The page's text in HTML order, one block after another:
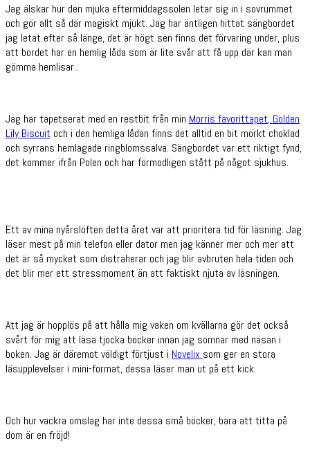
Jag älskar hur den mjuka eftermiddagssolen letar sig in i sovrummet
och gör allt så där magiskt mjukt. Jag har äntligen hittat sängbordet
jag letat efter så länge, det är högt sen finns det förvaring under, plus
att bordet har en hemlig låda som är lite svår att få upp där kan man
gömma hemlisar..
Jag har tapetserat med en restbit från min Morris favorittapet, Golden
Lily Biscuit och i den hemliga lådan finns det alltid en bit mörkt choklad
och syrrans hemlagade ringblomssalva. Sängbordet var ett riktigt fynd,
det kommer ifrån Polen och har förmodligen stått på något sjukhus.
Ett av mina nyårslöften detta året var att prioritera tid för läsning. Jag
läser mest på min telefon eller dator men jag känner mer och mer att
det är så mycket som distraherar och jag blir avbruten hela tiden och
det blir mer ett stressmoment än att faktiskt njuta av läsningen.
Att jag är hopplös på att hålla mig vaken om kvällarna gör det också
svårt för mig att läsa tjocka böcker innan jag somnar med näsan i
boken. Jag är däremot väldigt förtjust i Novelix som ger en stora
läsupplevelser i mini-format, dessa läser man ut på ett kick.
Och hur vackra omslag har inte dessa små böcker, bara att titta på
dom är en fröjd!